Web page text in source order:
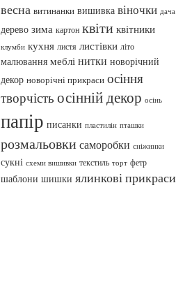
весна витинанки вишивка віночки дача
дерево зима картон квіти квітники
клумби кухня листя листівки літо
малювання меблі нитки новорічний
декор новорічні прикраси осіння
творчість осінній декор осінь
папір писанки пластилін пташки
розмальовки саморобки сніжинки
сукні схеми вишивки текстиль торт фетр
шаблони шишки ялинкові прикраси